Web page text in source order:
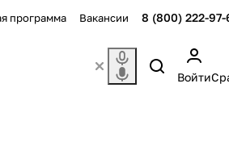
программа Вакансии 8 (800) 222-97-
Войти